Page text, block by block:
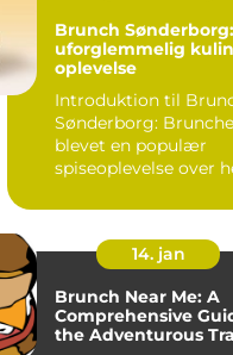
Brunch
uforglemmelig
oplevelse
Introduktion til
Sønderborg: Brunchen er
blevet en populær
spiseoplevelse over
14. jan
Brunch Near Me: A
Comprehensive
the Adventurous